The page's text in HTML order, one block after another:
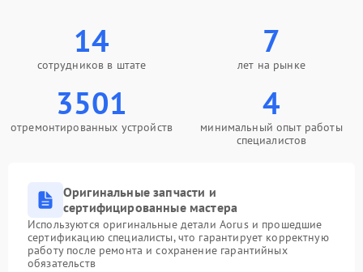
14
сотрудников в штате
7
лет на рынке
3501
отремонтированных устройств
4
минимальный опыт работы
специалистов
Оригинальные запчасти и
сертифицированные мастера
Используются оригинальные детали Aorus и прошедшие
сертификацию специалисты, что гарантирует корректную
работу после ремонта и сохранение гарантийных
обязательств